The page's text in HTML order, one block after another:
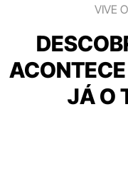
VIVE
JÁ O